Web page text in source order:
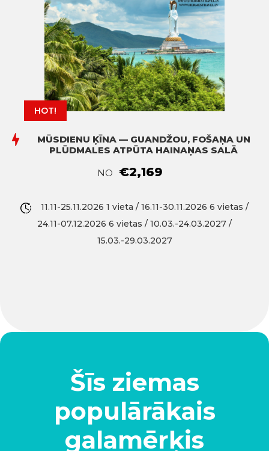
HOT!
MŪSDIENU ĶĪNA — GUANDŽOU, FOŠAŅA UN
PLŪDMALES ATPŪTA HAINAŅAS SALĀ
NO
€2,169
11.11-25.11.2026 1 vieta / 16.11-30.11.2026 6 vietas /
24.11-07.12.2026 6 vietas / 10.03.-24.03.2027 /
15.03.-29.03.2027
Šīs ziemas
populārākais
galamērķis